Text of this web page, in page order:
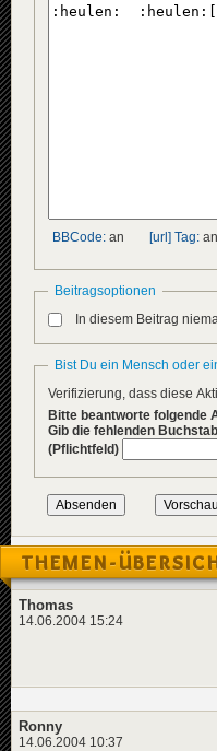
BBCode: an [url] Tag: an
Beitragsoptionen
In diesem Beitrag
Bist Du ein Mensch oder
Verifizierung, dass diese
Bitte beantworte folgende
Gib die fehlenden
(Pflichtfeld)
THEMEN-
Thomas
14.06.2004 15:24
Ronny
14.06.2004 10:37